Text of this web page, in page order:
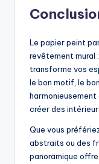
Le papier peint
revêtement mural
transforme vos
le bon motif, le
créer des
Que vous
abstraits ou des
panoramique